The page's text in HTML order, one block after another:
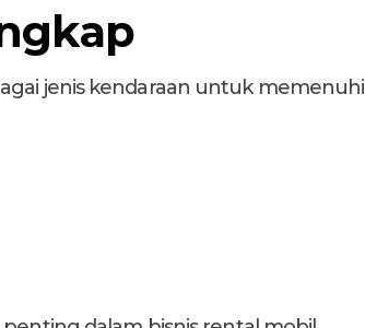
jenis kendaraan untuk memenuhi